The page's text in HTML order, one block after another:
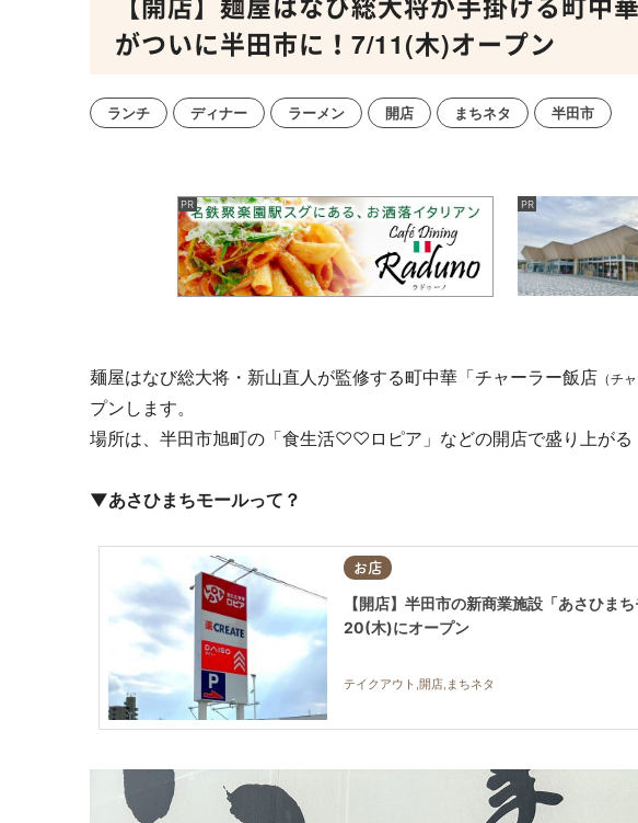
がついに半田市に！7/11(木)オープン
ランチ ディナー ラーメン 開店 まちネタ 半田市
麺屋はなび総大将・新山直人が監修する町中華「チャーラー飯店 （チ
プンします。
場所は、半田市旭町の「食生活♡♡ロピア」などの開店で盛り上がる
▼あさひまちモールって？
お店
【開店】半田市の新商業施設「あさひ
20(木)にオープン
テイクアウト,開店,まちネタ